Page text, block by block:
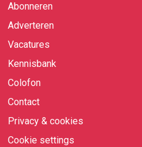
Abonneren
Adverteren
Vacatures
Kennisbank
Colofon
Contact
Privacy & cookies
Cookie settings